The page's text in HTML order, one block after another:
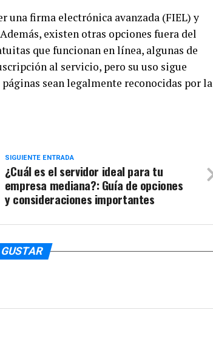
una firma electrónica avanzada (FIEL) y
existen otras opciones fuera del
que funcionan en línea, algunas de
al servicio, pero su uso sigue
sean legalmente reconocidas por la
SIGUIENTE ENTRADA
¿Cuál es el servidor ideal para tu
empresa mediana?: Guía de opciones
y consideraciones importantes